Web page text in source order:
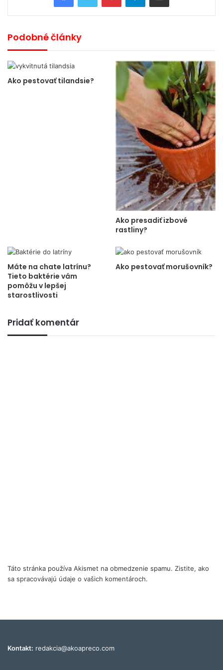
Podobné články
Ako pestovať tilandsie?
Ako presadiť izbové
rastliny?
Máte na chate latrínu?
Tieto baktérie vám
pomôžu v lepšej
starostlivosti
Ako pestovať morušovník?
Pridať komentár
Táto stránka používa Akismet na obmedzenie spamu. Zistite, ako
sa spracovávajú údaje o vašich komentároch.
Kontakt: redakcia@akoapreco.com